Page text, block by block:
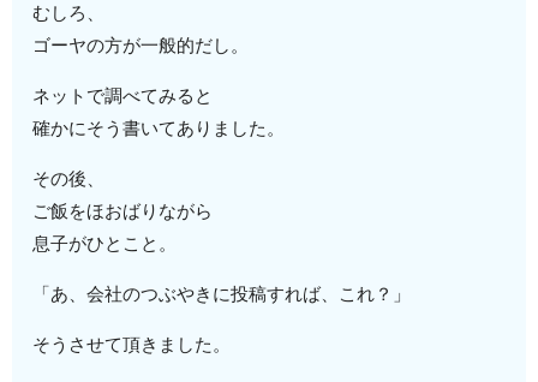
むしろ、
ゴーヤの方が一般的だし。
ネットで調べてみると
確かにそう書いてありました。
その後、
ご飯をほおばりながら
息子がひとこと。
「あ、会社のつぶやきに投稿すれば、これ？」
そうさせて頂きました。